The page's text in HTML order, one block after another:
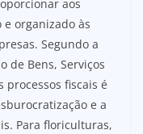
aos
organizado às
Segundo a
de Bens, Serviços
processos fiscais é
e a
Para floriculturas,